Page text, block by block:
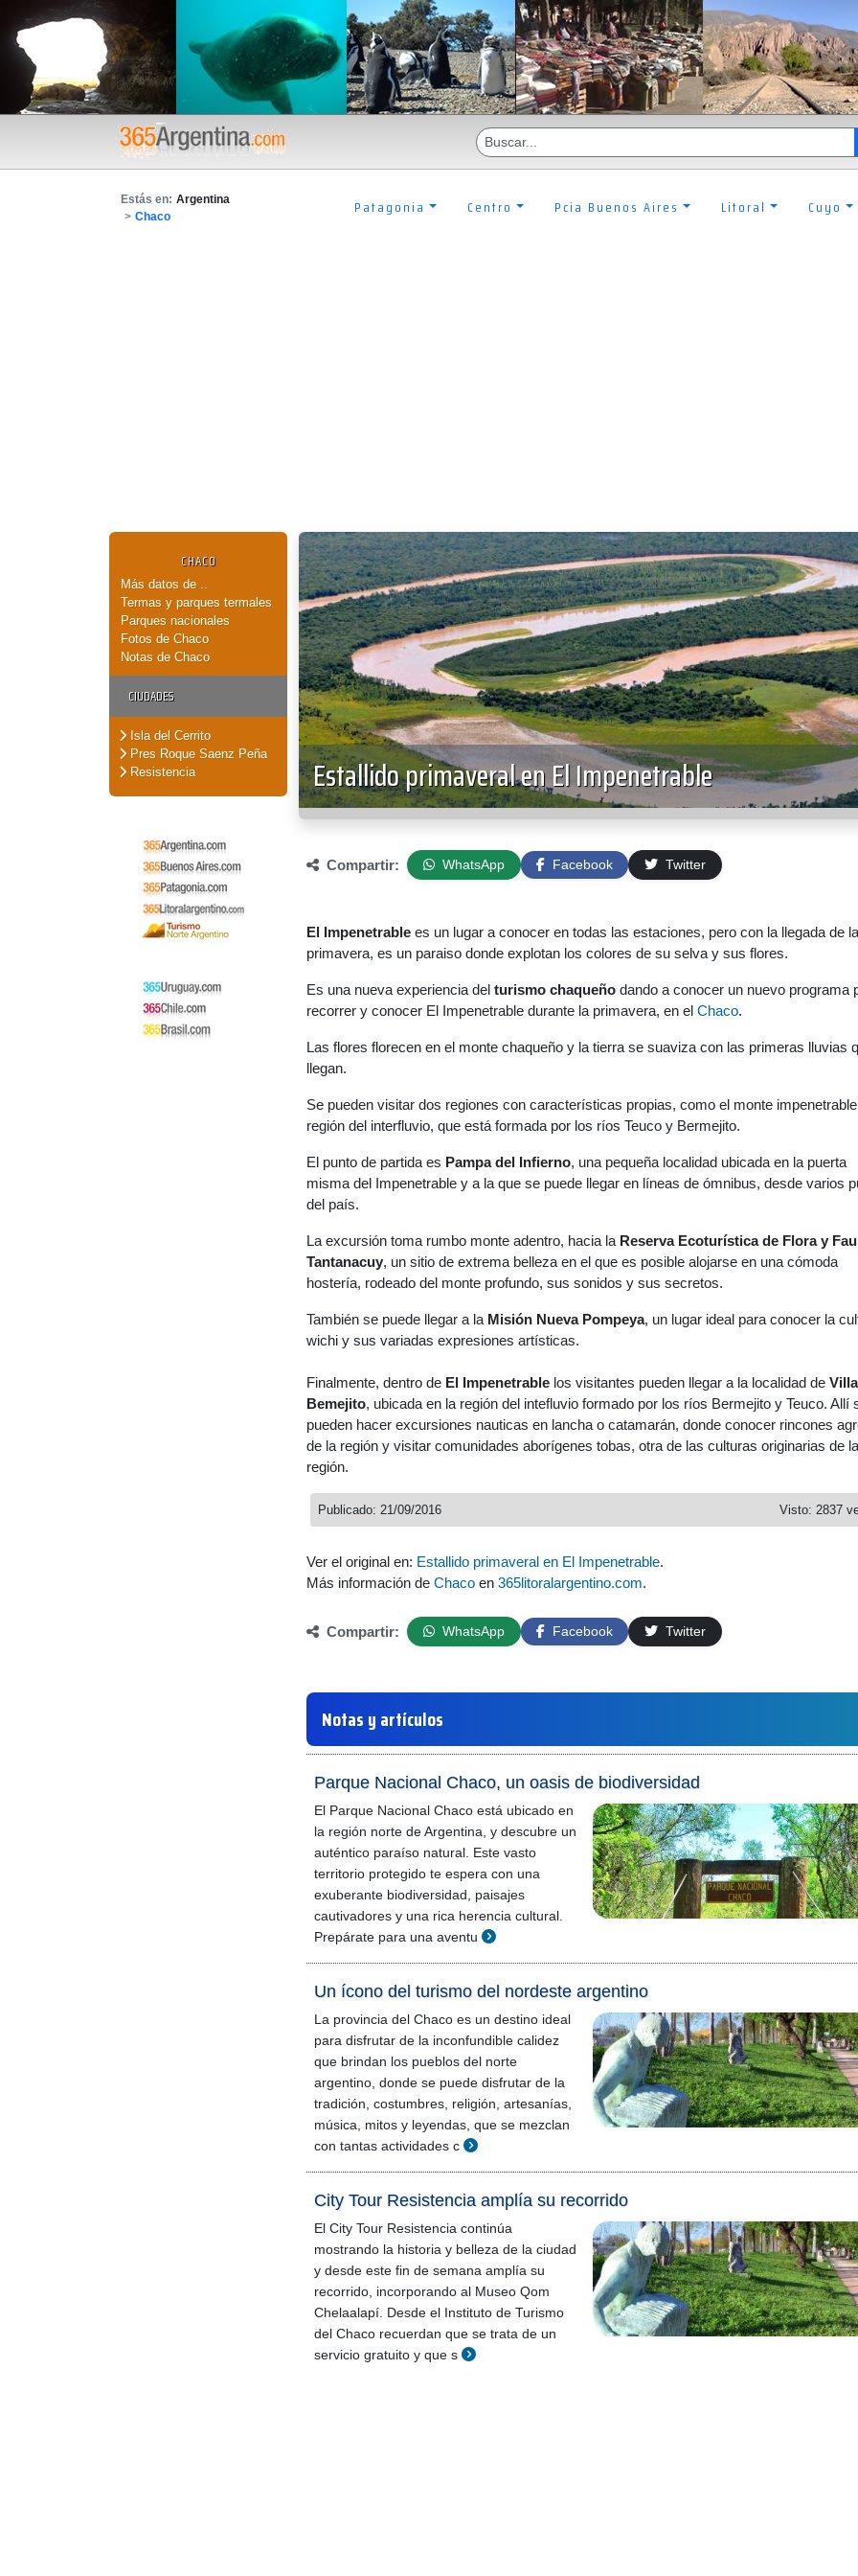
Estás en: Argentina
> Chaco Patagonia Centro Pcia Buenos Aires Litoral Cuyo
CHACO
Más datos de ..
Termas y parques termales
Parques nacionales
Fotos de Chaco
Notas de Chaco
CIUDADES
Isla del Cerrito
Pres Roque Saenz Peña
Resistencia
Estallido primaveral en El Impenetrable
Compartir: WhatsApp Facebook Twitter
El Impenetrable es un lugar a conocer en todas las estaciones, pero con la llegada de la
primavera, es un paraiso donde explotan los colores de su selva y sus flores.
Es una nueva experiencia del turismo chaqueño dando a conocer un nuevo programa
recorrer y conocer El Impenetrable durante la primavera, en el Chaco.
Las flores florecen en el monte chaqueño y la tierra se suaviza con las primeras lluvias
llegan.
Se pueden visitar dos regiones con características propias, como el monte
región del interfluvio, que está formada por los ríos Teuco y Bermejito.
El punto de partida es Pampa del Infierno, una pequeña localidad ubicada en la puerta
misma del Impenetrable y a la que se puede llegar en líneas de ómnibus, desde varios
del país.
La excursión toma rumbo monte adentro, hacia la Reserva Ecoturística de Flora y
Tantanacuy, un sitio de extrema belleza en el que es posible alojarse en una cómoda
hostería, rodeado del monte profundo, sus sonidos y sus secretos.
También se puede llegar a la Misión Nueva Pompeya, un lugar ideal para conocer la
wichi y sus variadas expresiones artísticas.
Finalmente, dentro de El Impenetrable los visitantes pueden llegar a la localidad de
Bemejito, ubicada en la región del intefluvio formado por los ríos Bermejito y Teuco. Allí
pueden hacer excursiones nauticas en lancha o catamarán, donde conocer rincones
de la región y visitar comunidades aborígenes tobas, otra de las culturas originarias de la
región.
Visto: 2837
Publicado: 21/09/2016
Ver el original en: Estallido primaveral en El Impenetrable.
Más información de Chaco en 365litoralargentino.com.
Compartir: WhatsApp Facebook Twitter
Notas y artículos
Parque Nacional Chaco, un oasis de biodiversidad
El Parque Nacional Chaco está ubicado en
la región norte de Argentina, y descubre un
auténtico paraíso natural. Este vasto
territorio protegido te espera con una
exuberante biodiversidad, paisajes
cautivadores y una rica herencia cultural.
Prepárate para una aventu
Un ícono del turismo del nordeste argentino
La provincia del Chaco es un destino ideal
para disfrutar de la inconfundible calidez
que brindan los pueblos del norte
argentino, donde se puede disfrutar de la
tradición, costumbres, religión, artesanías,
música, mitos y leyendas, que se mezclan
con tantas actividades c
City Tour Resistencia amplía su recorrido
El City Tour Resistencia continúa
mostrando la historia y belleza de la ciudad
y desde este fin de semana amplía su
recorrido, incorporando al Museo Qom
Chelaalapí. Desde el Instituto de Turismo
del Chaco recuerdan que se trata de un
servicio gratuito y que s